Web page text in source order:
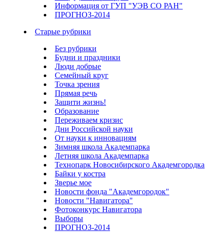
Информация от ГУП "УЭВ СО РАН"
ПРОГНОЗ-2014
Старые рубрики
Без рубрики
Будни и праздники
Люди добрые
Семейный круг
Точка зрения
Прямая речь
Защити жизнь!
Образование
Переживаем кризис
Дни Российской науки
От науки к инновациям
Зимняя школа Академпарка
Летняя школа Академпарка
Технопарк Новосибирского Академгородка
Байки у костра
Зверье мое
Новости фонда "Академгородок"
Новости "Навигатора"
Фотоконкурс Навигатора
Выборы
ПРОГНОЗ-2014